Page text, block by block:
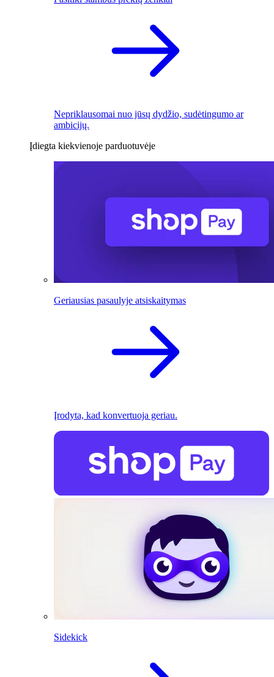
Nepriklausomai nuo jūsų dydžio, sudėtingumo ar
ambicijų.
Įdiegta kiekvienoje parduotuvėje
Geriausias pasaulyje atsiskaitymas
Įrodyta, kad konvertuoja geriau.
Sidekick